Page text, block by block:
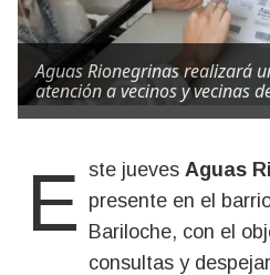
Aguas Rionegrinas realizará
atención a vecinos y vecinas
Este jueves Aguas
presente en el
Bariloche, con el
consultas y